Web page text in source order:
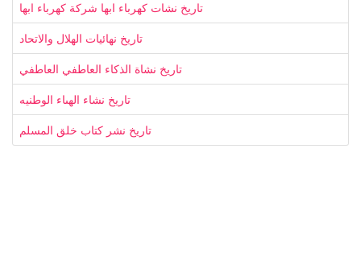
تاريخ نشات كهرباء ابها شركة كهرباء ابها
تاريخ نهائيات الهلال والاتحاد
تاريخ نشاة الذكاء العاطفي العاطفي
تاريخ نشاء الهىاء الوطنيه
تاريخ نشر كتاب خلق المسلم